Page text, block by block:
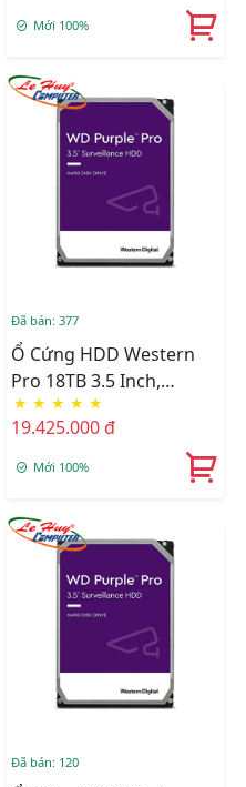
Mới 100%
Đã bán: 377
Ổ Cứng HDD Western
Pro 18TB 3.5 Inch,
7200RPM,SATA 3, 512MB
Cache (WD181PURP)
★ ★ ★ ★ ★
19.425.000 đ
Mới 100%
Đã bán: 120